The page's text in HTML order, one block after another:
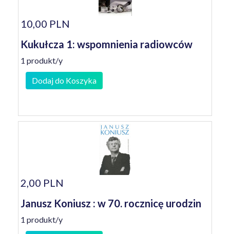
10,00 PLN
Kukułcza 1: wspomnienia radiowców
1 produkt/y
Dodaj do Koszyka
2,00 PLN
Janusz Koniusz : w 70. rocznicę urodzin
1 produkt/y